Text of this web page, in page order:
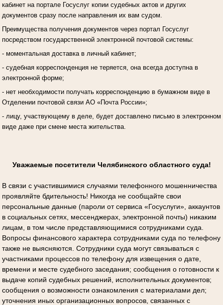
кабинет на портале Госуслуг копии судебных актов и других
документов сразу после направления их вам судом.
Преимущества получения документов через портал Госуслуг
посредством государственной электронной почтовой системы:
- моментальная доставка в личный кабинет;
- судебная корреспонденция не теряется, она всегда доступна в
электронной форме;
- нет необходимости получать корреспонденцию в бумажном виде в
Отделении почтовой связи АО «Почта России»;
- лицу, участвующему в деле, будет доставлено письмо в электронном
виде даже при смене места жительства.
Уважаемые посетители Челябинского областного суда!
В связи с участившимися случаями телефонного мошенничества
проявляйте бдительность! Никогда не сообщайте свои
персональные данные (пароли от сервиса «Госуслуги», аккаунтов
в социальных сетях, мессенджерах, электронной почты) никаким
лицам, в том числе представляющимися сотрудниками суда.
Вопросы финансового характера сотрудниками суда по телефону
также не выясняются. Сотрудники суда могут связываться с
участниками процессов по телефону для извещения о дате,
времени и месте судебного заседания; сообщения о готовности к
выдаче копий судебных решений, исполнительных документов;
сообщения о возможности ознакомления с материалами дел;
уточнения иных организационных вопросов, связанных с